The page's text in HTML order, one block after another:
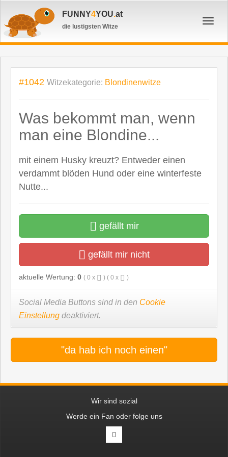
FUNNY4YOU.at
die lustigsten Witze
#1042 Witzekategorie: Blondinenwitze
Was bekommt man, wenn
man eine Blondine...
mit einem Husky kreuzt? Entweder einen
verdammt blöden Hund oder eine winterfeste
Nutte...
gefällt mir
gefällt mir nicht
aktuelle Wertung: 0 ( 0 x ) ( 0 x )
Social Media Buttons sind in den Cookie
Einstellung deaktiviert.
"da hab ich noch einen"
Wir sind sozial
Werde ein Fan oder folge uns